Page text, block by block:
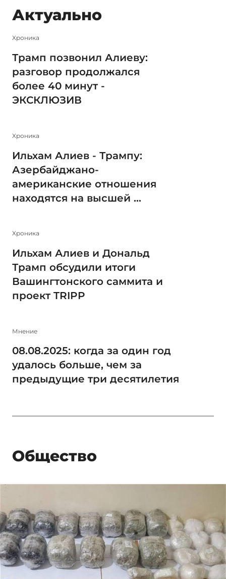
Актуально
Xроника
Трамп позвонил Алиеву:
разговор продолжался
более 40 минут -
ЭКСКЛЮЗИВ
Xроника
Ильхам Алиев - Трампу:
Азербайджано-
американские отношения
находятся на высшей ...
Xроника
Ильхам Алиев и Дональд
Трамп обсудили итоги
Вашингтонского саммита и
проект TRIPP
Мнение
08.08.2025: когда за один год
удалось больше, чем за
предыдущие три десятилетия
Общество